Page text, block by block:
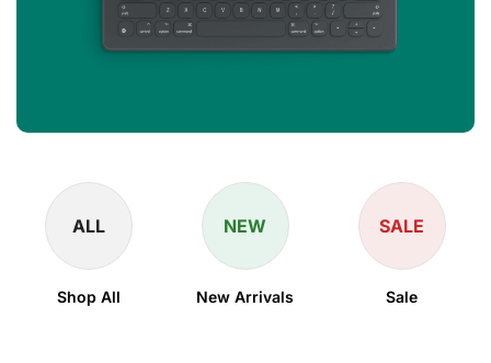
ALL
Shop All
NEW
New Arrivals
SALE
Sale